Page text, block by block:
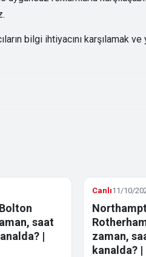
bilgi ihtiyacını karşılamak ve
saat
|
Canlı11/10/
zaman,
kanalda?